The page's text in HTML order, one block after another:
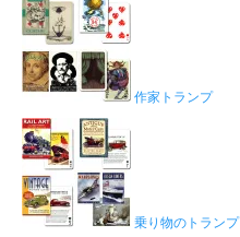
作家トランプ
乗り物のトランプ